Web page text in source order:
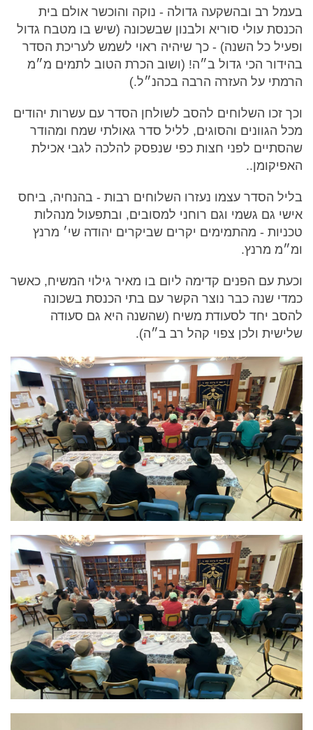
בעמל רב ובהשקעה גדולה - נוקה והוכשר אולם בית
הכנסת עולי סוריא ולבנון שבשכונה (שיש בו מטבח גדול
ופעיל כל השנה) - כך שיהיה ראוי לשמש לעריכת הסדר
בהידור הכי גדול ב״ה! (ושוב הכרת הטוב לתמים מ״מ
הרמתי על העזרה הרבה בכהנ״ל.)
וכך זכו השלוחים להסב לשולחן הסדר עם עשרות יהודים
מכל הגוונים והסוגים, לליל סדר גאולתי שמח ומהודר
שהסתיים לפני חצות כפי שנפסק להלכה לגבי אכילת
האפיקומן..
בליל הסדר עצמו נעזרו השלוחים רבות - בהנחיה, ביחס
אישי גם גשמי וגם רוחני למסובים, ובתפעול מנהלות
טכניות - מהתמימים יקרים שביקרים יהודה שי׳ מרנץ
ומ״מ מרנץ.
וכעת עם הפנים קדימה ליום בו מאיר גילוי המשיח, כאשר
כמדי שנה כבר נוצר הקשר עם בתי הכנסת בשכונה
להסב יחד לסעודת משיח (שהשנה היא גם סעודה
שלישית ולכן צפוי קהל רב ב״ה).